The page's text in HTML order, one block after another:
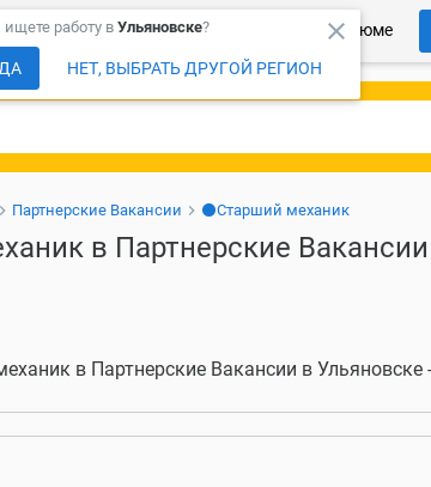
Более 150 000 компаний ждут Ваше резюме
close
работу в Ульяновске?
ДА НЕТ, ВЫБРАТЬ ДРУГОЙ РЕГИОН
Партнерские Вакансии ⚫Старший механик
в Партнерские
в Партнерские Вакансии в Ульяновске